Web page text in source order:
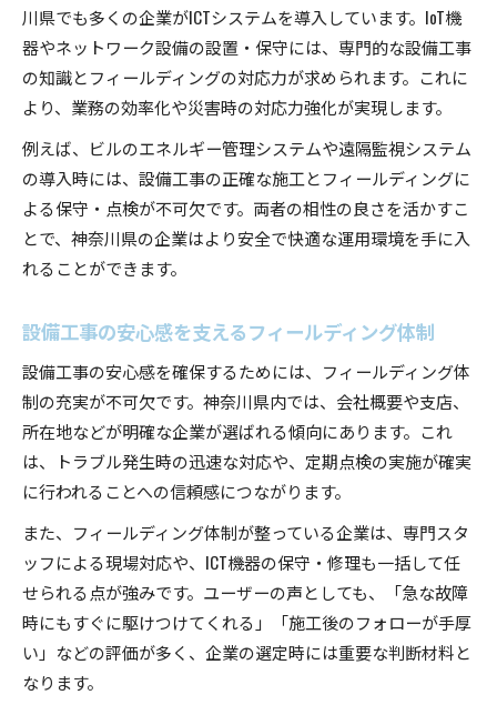
川県でも多くの企業がICTシステムを導入しています。IoT機
器やネットワーク設備の設置・保守には、専門的な設備工事
の知識とフィールディングの対応力が求められます。これに
より、業務の効率化や災害時の対応力強化が実現します。
例えば、ビルのエネルギー管理システムや遠隔監視システム
の導入時には、設備工事の正確な施工とフィールディングに
よる保守・点検が不可欠です。両者の相性の良さを活かすこ
とで、神奈川県の企業はより安全で快適な運用環境を手に入
れることができます。
設備工事の安心感を支えるフィールディング体制
設備工事の安心感を確保するためには、フィールディング体
制の充実が不可欠です。神奈川県内では、会社概要や支店、
所在地などが明確な企業が選ばれる傾向にあります。これ
は、トラブル発生時の迅速な対応や、定期点検の実施が確実
に行われることへの信頼感につながります。
また、フィールディング体制が整っている企業は、専門スタ
ッフによる現場対応や、ICT機器の保守・修理も一括して任
せられる点が強みです。ユーザーの声としても、「急な故障
時にもすぐに駆けつけてくれる」「施工後のフォローが手厚
い」などの評価が多く、企業の選定時には重要な判断材料と
なります。